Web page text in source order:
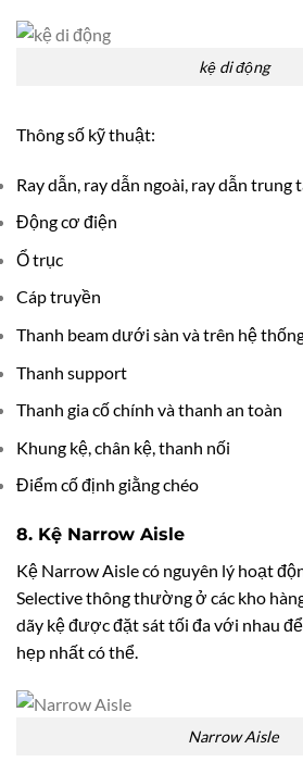
kệ di động
Thông số kỹ thuật:
Ray dẫn, ray dẫn ngoài, ray dẫn trung
Động cơ điện
Ổ trục
Cáp truyền
Thanh beam dưới sàn và trên hệ
Thanh support
Thanh gia cố chính và thanh an toàn
Khung kệ, chân kệ, thanh nối
Điểm cố định giằng chéo
8. Kệ Narrow Aisle
Kệ Narrow Aisle có nguyên lý hoạt
Selective thông thường ở các kho
dãy kệ được đặt sát tối đa với nhau
hẹp nhất có thể.
Narrow Aisle